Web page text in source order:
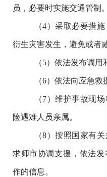
员，必要时实施交通管制。
（4）采取必要措
衍生灾害发生，避免或者
（5）依法发布调用
（6）依法向应急救
（7）维护事故现
险遇难人员亲属。
（8）按照国家有
求师市协调支援，依法
作的信息。